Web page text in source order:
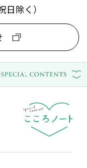
除く）